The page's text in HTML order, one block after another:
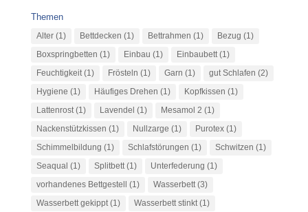
Themen
Alter(1) Bettdecken (1) Bettrahmen (1) Bezug (1)
Boxspringbetten (1) Einbau (1) Einbaubett(1)
Feuchtigkeit(1) Frösteln (1) Garn (1) gut Schlafen (2)
Hygiene (1) Häufiges Drehen (1) Kopfkissen (1)
Lattenrost(1) Lavendel (1) Mesamol 2 (1)
Nackenstützkissen (1) Nullzarge (1) Purotex(1)
Schimmelbildung (1) Schlafstörungen (1) Schwitzen (1)
Seaqual (1) Splitbett(1) Unterfederung (1)
vorhandenes Bettgestell
(1) Wasserbett(3)
Wasserbett gekippt(1) Wasserbett stinkt(1)